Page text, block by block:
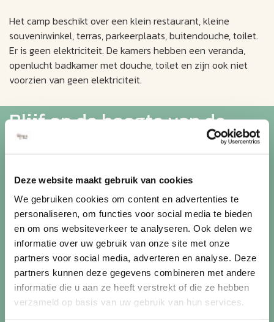
Deze website maakt gebruik van cookies
We gebruiken cookies om content en advertenties te
personaliseren, om functies voor social media te bieden
en om ons websiteverkeer te analyseren. Ook delen we
informatie over uw gebruik van onze site met onze
partners voor social media, adverteren en analyse. Deze
partners kunnen deze gegevens combineren met andere
informatie die u aan ze heeft verstrekt of die ze hebben
verzameld op basis van uw gebruik van hun services.
Het camp beschikt over een klein restaurant, kleine
souvenirwinkel, terras, parkeerplaats, buitendouche, toilet.
Er is geen elektriciteit. De kamers hebben een veranda,
openlucht badkamer met douche, toilet en zijn ook niet
voorzien van geen elektriciteit.
Blijf op de hoogte van de
mooiste reizen
Ontvang circa 1 maal per maand onze nieuwsbrief met de
laatste aanbiedingen. U kunt zich elk moment weer
uitschrijven via de afmeldlink in de nieuwsbrief.
Aanmelden
Lees in onsprivacybeleidhoe wij zorgvuldig omgaan met uw
gegevens.